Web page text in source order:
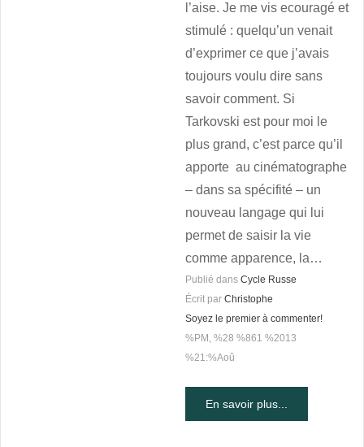
l’aise. Je me vis ecouragé et
stimulé : quelqu’un venait
d’exprimer ce que j’avais
toujours voulu dire sans
savoir comment. Si
Tarkovski est pour moi le
plus grand, c’est parce qu’il
apporte au cinématographe
– dans sa spécifité – un
nouveau langage qui lui
permet de saisir la vie
comme apparence, la…
Publié dans Cycle Russe
Écrit parChristophe
Soyez le premier à commenter!
%PM, %28 %861 %2013
%21:%Aoû
En savoir plus...